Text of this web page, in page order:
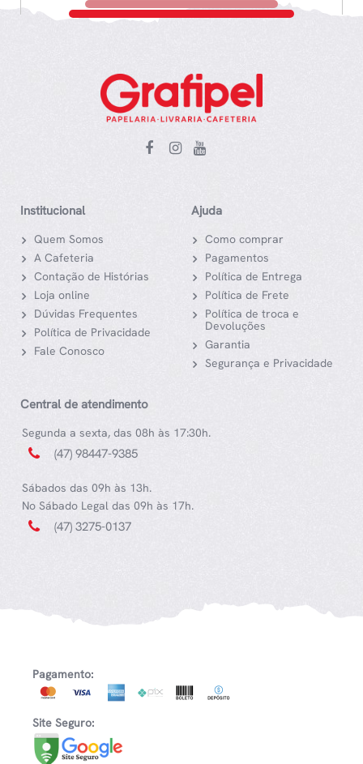
Institucional
Quem Somos
A Cafeteria
Contação de Histórias
Loja online
Dúvidas Frequentes
Política de Privacidade
Fale Conosco
Ajuda
Como comprar
Pagamentos
Política de Entrega
Política de Frete
Política de troca e
Devoluções
Garantia
Segurança e Privacidade
Central de atendimento
Segunda a sexta, das 08h às 17:30h.
(47) 98447-9385
Sábados das 09h às 13h.
No Sábado Legal das 09h às 17h.
(47) 3275-0137
Pagamento:
Site Seguro: